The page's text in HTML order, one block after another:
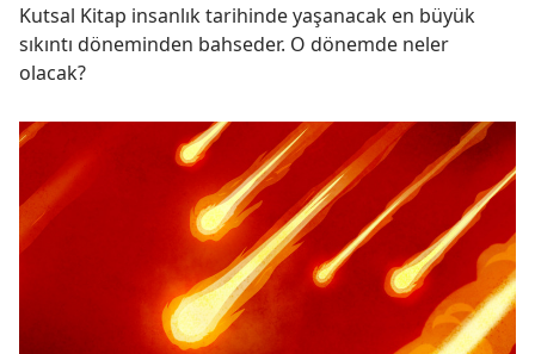
Kutsal Kitap insanlık tarihinde yaşanacak en büyük
sıkıntı döneminden bahseder. O dönemde neler
olacak?